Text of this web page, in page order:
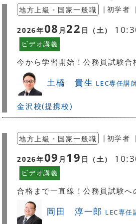
地方上級・国家一般職 | 初学者 |
2026年08 月22 日（土）
ビデオ講義
今から学習開始！公務員試験合
土橋 貴生 LEC専任講
金沢校(提携校)
地方上級・国家一般職 | 初学者 |
2026年09 月 19 日（土）
ビデオ講義
合格まで一直線！公務員試験へ
岡田 淳一郎 LEC専任